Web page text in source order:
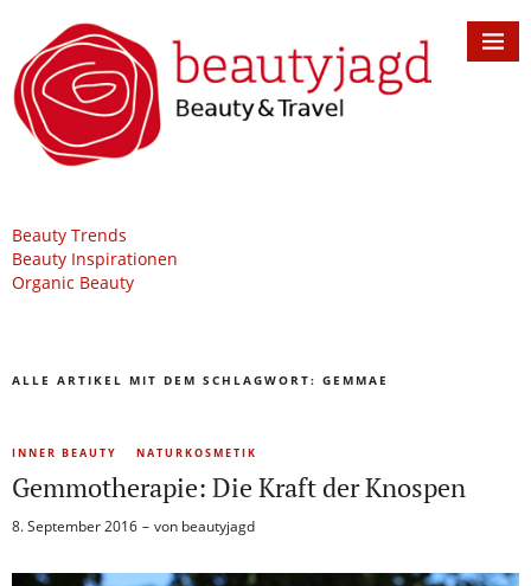
Beauty Trends
Beauty Inspirationen
Organic Beauty
ALLE ARTIKEL MIT DEM SCHLAGWORT: GEMMAE
INNER BEAUTY NATURKOSMETIK
Gemmotherapie: Die Kraft der Knospen
8. September 2016 von beautyjagd